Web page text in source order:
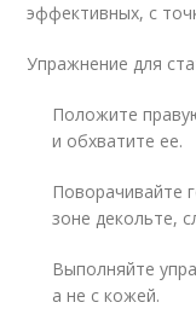
эффективных, с
Упражнение для
Положите
и обхватите ее.
Поворачивайте
зоне декольте,
Выполняйте
а не с кожей.